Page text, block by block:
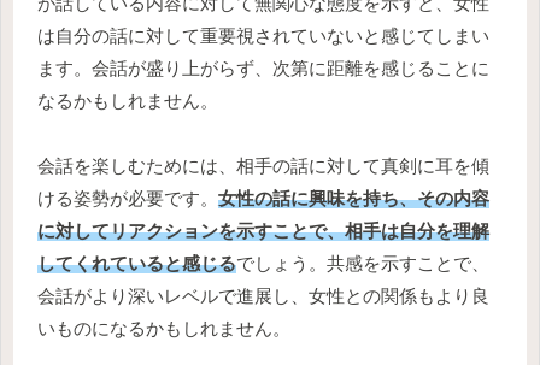
は自分の話に対して重要視されていないと感じてしまい
ます。会話が盛り上がらず、次第に距離を感じることに
なるかもしれません。
会話を楽しむためには、相手の話に対して真剣に耳を傾
ける姿勢が必要です。 女性の話に興味を持ち、その内容
に対してリアクションを示すことで、相手は自分を理解
してくれていると感じるでしょう。共感を示すことで、
会話がより深いレベルで進展し、女性との関係もより良
いものになるかもしれません。